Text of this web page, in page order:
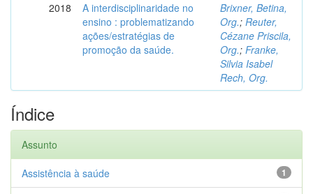
2018
A interdisciplinaridade no
ensino : problematizando
ações/estratégias de
promoção da saúde.
Brixner, Betina,
Org.; Reuter,
Cézane Priscila,
Org.; Franke,
Silvia Isabel
Rech, Org.
Índice
Assunto
1
Assistência à saúde